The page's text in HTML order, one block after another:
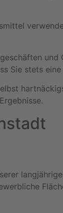
Sie stets